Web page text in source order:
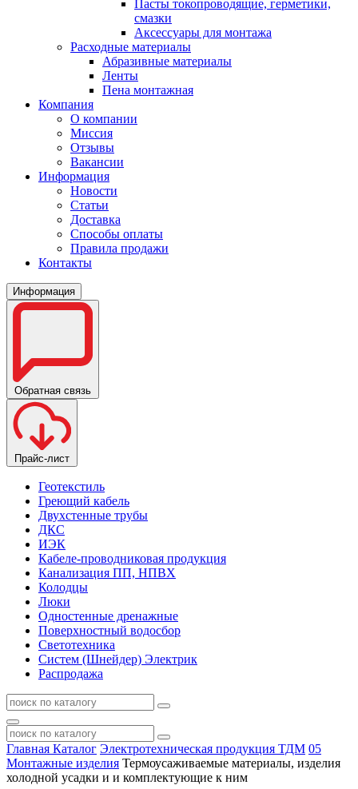
Пасты токопроводящие, герметики,
смазки
Аксессуары для монтажа
Расходные материалы
Абразивные материалы
Ленты
Пена монтажная
Компания
О компании
Миссия
Отзывы
Вакансии
Информация
Новости
Статьи
Доставка
Способы оплаты
Правила продажи
Контакты
Информация
Обратная связь
Прайс-лист
Геотекстиль
Греющий кабель
Двухстенные трубы
ДКС
ИЭК
Кабеле-проводниковая продукция
Канализация ПП, НПВХ
Колодцы
Люки
Одностенные дренажные
Поверхностный водосбор
Светотехника
Систем (Шнейдер) Электрик
Распродажа
Главная Каталог Электротехническая продукция ТДМ 05
Монтажные изделия Термоусаживаемые материалы, изделия
холодной усадки и и комплектующие к ним